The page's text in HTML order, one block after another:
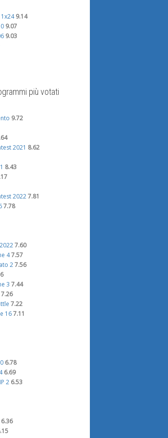
9.14
9.07
9.03
più votati
9.72
2021 8.62
8.43
2022 7.81
7.78
7.60
47.57
2 7.56
3 7.44
7.26
7.22
16 7.11
6.78
6.69
2 6.53
6.36